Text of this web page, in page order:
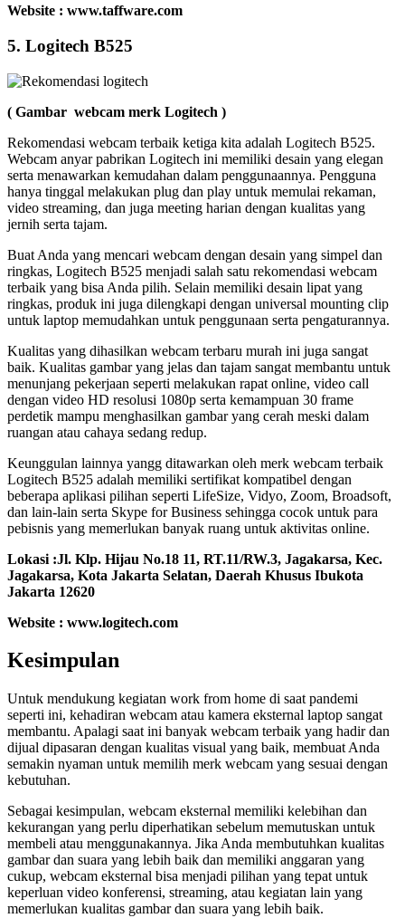
Website : www.taffware.com
5. Logitech B525
( Gambar webcam merk Logitech )
Rekomendasi webcam terbaik ketiga kita adalah Logitech B525.
Webcam anyar pabrikan Logitech ini memiliki desain yang elegan
serta menawarkan kemudahan dalam penggunaannya. Pengguna
hanya tinggal melakukan plug dan play untuk memulai rekaman,
video streaming, dan juga meeting harian dengan kualitas yang
jernih serta tajam.
Buat Anda yang mencari webcam dengan desain yang simpel dan
ringkas, Logitech B525 menjadi salah satu rekomendasi webcam
terbaik yang bisa Anda pilih. Selain memiliki desain lipat yang
ringkas, produk ini juga dilengkapi dengan universal mounting clip
untuk laptop memudahkan untuk penggunaan serta pengaturannya.
Kualitas yang dihasilkan webcam terbaru murah ini juga sangat
baik. Kualitas gambar yang jelas dan tajam sangat membantu untuk
menunjang pekerjaan seperti melakukan rapat online, video call
dengan video HD resolusi 1080p serta kemampuan 30 frame
perdetik mampu menghasilkan gambar yang cerah meski dalam
ruangan atau cahaya sedang redup.
Keunggulan lainnya yangg ditawarkan oleh merk webcam terbaik
Logitech B525 adalah memiliki sertifikat kompatibel dengan
beberapa aplikasi pilihan seperti LifeSize, Vidyo, Zoom, Broadsoft,
dan lain-lain serta Skype for Business sehingga cocok untuk para
pebisnis yang memerlukan banyak ruang untuk aktivitas online.
Lokasi :Jl. Klp. Hijau No.18 11, RT.11/RW.3, Jagakarsa, Kec.
Jagakarsa, Kota Jakarta Selatan, Daerah Khusus Ibukota
Jakarta 12620
Website : www.logitech.com
Kesimpulan
Untuk mendukung kegiatan work from home di saat pandemi
seperti ini, kehadiran webcam atau kamera eksternal laptop sangat
membantu. Apalagi saat ini banyak webcam terbaik yang hadir dan
dijual dipasaran dengan kualitas visual yang baik, membuat Anda
semakin nyaman untuk memilih merk webcam yang sesuai dengan
kebutuhan.
Sebagai kesimpulan, webcam eksternal memiliki kelebihan dan
kekurangan yang perlu diperhatikan sebelum memutuskan untuk
membeli atau menggunakannya. Jika Anda membutuhkan kualitas
gambar dan suara yang lebih baik dan memiliki anggaran yang
cukup, webcam eksternal bisa menjadi pilihan yang tepat untuk
keperluan video konferensi, streaming, atau kegiatan lain yang
memerlukan kualitas gambar dan suara yang lebih baik.